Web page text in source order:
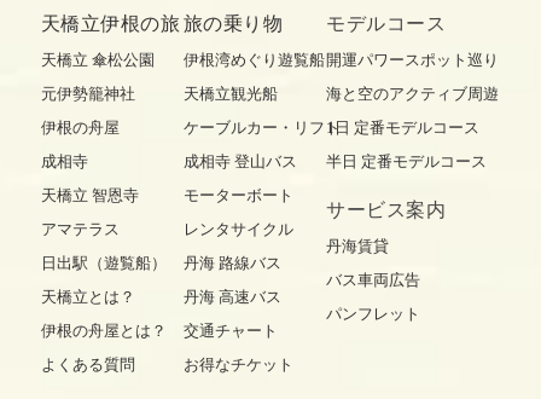
天橋立伊根の旅
天橋立 傘松公園
元伊勢籠神社
伊根の舟屋
成相寺
天橋立 智恩寺
アマテラス
日出駅（遊覧船）
天橋立とは？
伊根の舟屋とは？
よくある質問
旅の乗り物
伊根湾めぐり遊覧船
天橋立観光船
ケーブルカー・リフト
成相寺 登山バス
モーターボート
レンタサイクル
丹海 路線バス
丹海 高速バス
交通チャート
お得なチケット
モデルコース
開運パワースポット巡り
海と空のアクティブ周遊
1日 定番モデルコース
半日 定番モデルコース
サービス案内
丹海賃貸
バス車両広告
パンフレット